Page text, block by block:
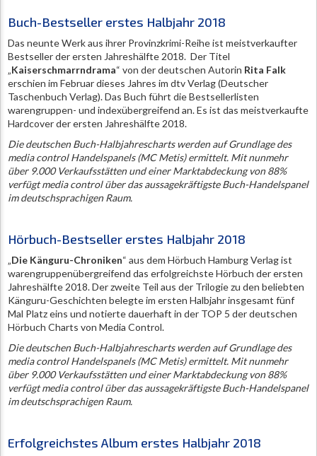
Buch-Bestseller erstes Halbjahr 2018
Das neunte Werk aus ihrer Provinzkrimi-Reihe ist meistverkaufter
Bestseller der ersten Jahreshälfte 2018. Der Titel
„Kaiserschmarrndrama“ von der deutschen Autorin Rita Falk
erschien im Februar dieses Jahres im dtv Verlag (Deutscher
Taschenbuch Verlag). Das Buch führt die Bestsellerlisten
warengruppen- und indexübergreifend an. Es ist das meistverkaufte
Hardcover der ersten Jahreshälfte 2018.
Die deutschen Buch-Halbjahrescharts werden auf Grundlage des
media control Handelspanels (MC Metis) ermittelt. Mit nunmehr
über 9.000 Verkaufsstätten und einer Marktabdeckung von 88%
verfügt media control über das aussagekräftigste Buch-Handelspanel
im deutschsprachigen Raum.
Hörbuch-Bestseller erstes Halbjahr 2018
„Die Känguru-Chroniken“ aus dem Hörbuch Hamburg Verlag ist
warengruppenübergreifend das erfolgreichste Hörbuch der ersten
Jahreshälfte 2018. Der zweite Teil aus der Trilogie zu den beliebten
Känguru-Geschichten belegte im ersten Halbjahr insgesamt fünf
Mal Platz eins und notierte dauerhaft in der TOP 5 der deutschen
Hörbuch Charts von Media Control.
Die deutschen Buch-Halbjahrescharts werden auf Grundlage des
media control Handelspanels (MC Metis) ermittelt. Mit nunmehr
über 9.000 Verkaufsstätten und einer Marktabdeckung von 88%
verfügt media control über das aussagekräftigste Buch-Handelspanel
im deutschsprachigen Raum.
Erfolgreichstes Album erstes Halbjahr 2018